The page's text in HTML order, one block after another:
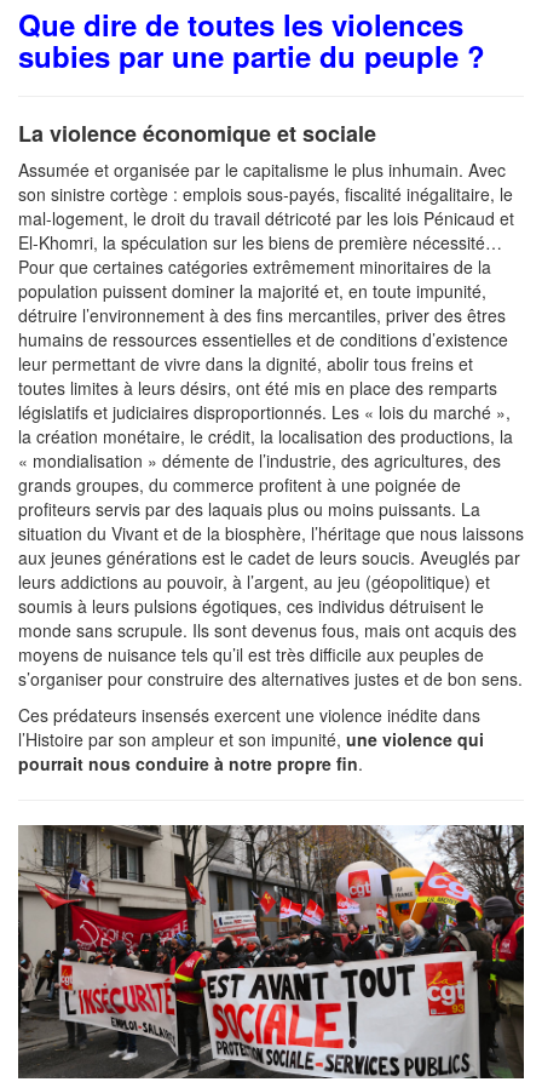
Que dire de toutes les violences
subies par une partie du peuple ?
La violence économique et sociale
Assumée et organisée par le capitalisme le plus inhumain. Avec
son sinistre cortège : emplois sous-payés, fiscalité inégalitaire, le
mal-logement, le droit du travail détricoté par les lois Pénicaud et
El-Khomri, la spéculation sur les biens de première nécessité…
Pour que certaines catégories extrêmement minoritaires de la
population puissent dominer la majorité et, en toute impunité,
détruire l’environnement à des fins mercantiles, priver des êtres
humains de ressources essentielles et de conditions d’existence
leur permettant de vivre dans la dignité, abolir tous freins et
toutes limites à leurs désirs, ont été mis en place des remparts
législatifs et judiciaires disproportionnés. Les « lois du marché »,
la création monétaire, le crédit, la localisation des productions, la
« mondialisation » démente de l’industrie, des agricultures, des
grands groupes, du commerce profitent à une poignée de
profiteurs servis par des laquais plus ou moins puissants. La
situation du Vivant et de la biosphère, l’héritage que nous laissons
aux jeunes générations est le cadet de leurs soucis. Aveuglés par
leurs addictions au pouvoir, à l’argent, au jeu (géopolitique) et
soumis à leurs pulsions égotiques, ces individus détruisent le
monde sans scrupule. Ils sont devenus fous, mais ont acquis des
moyens de nuisance tels qu’il est très difficile aux peuples de
s’organiser pour construire des alternatives justes et de bon sens.
Ces prédateurs insensés exercent une violence inédite dans
l’Histoire par son ampleur et son impunité, une violence qui
pourrait nous conduire à notre propre fin.